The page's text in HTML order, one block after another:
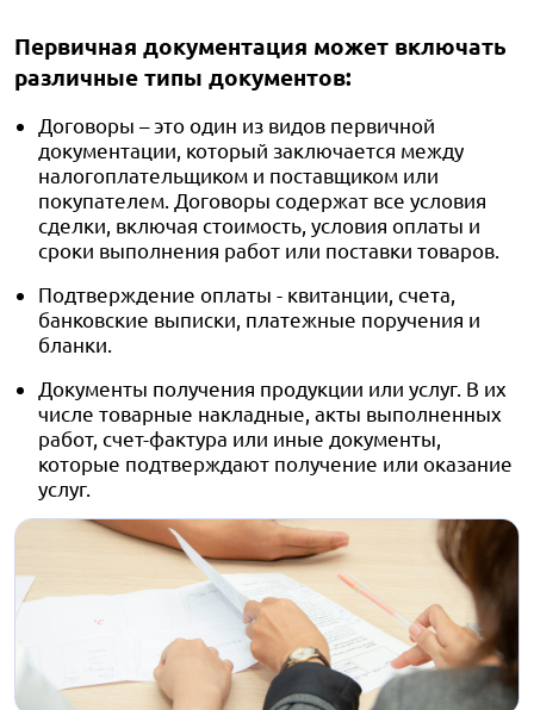
Первичная документация может включать
различные типы документов:
Договоры – это один из видов первичной
документации, который заключается между
налогоплательщиком и поставщиком или
покупателем. Договоры содержат все условия
сделки, включая стоимость, условия оплаты и
сроки выполнения работ или поставки товаров.
Подтверждение оплаты - квитанции, счета,
банковские выписки, платежные поручения и
бланки.
Документы получения продукции или услуг. В их
числе товарные накладные, акты выполненных
работ, счет-фактура или иные документы,
которые подтверждают получение или оказание
услуг.